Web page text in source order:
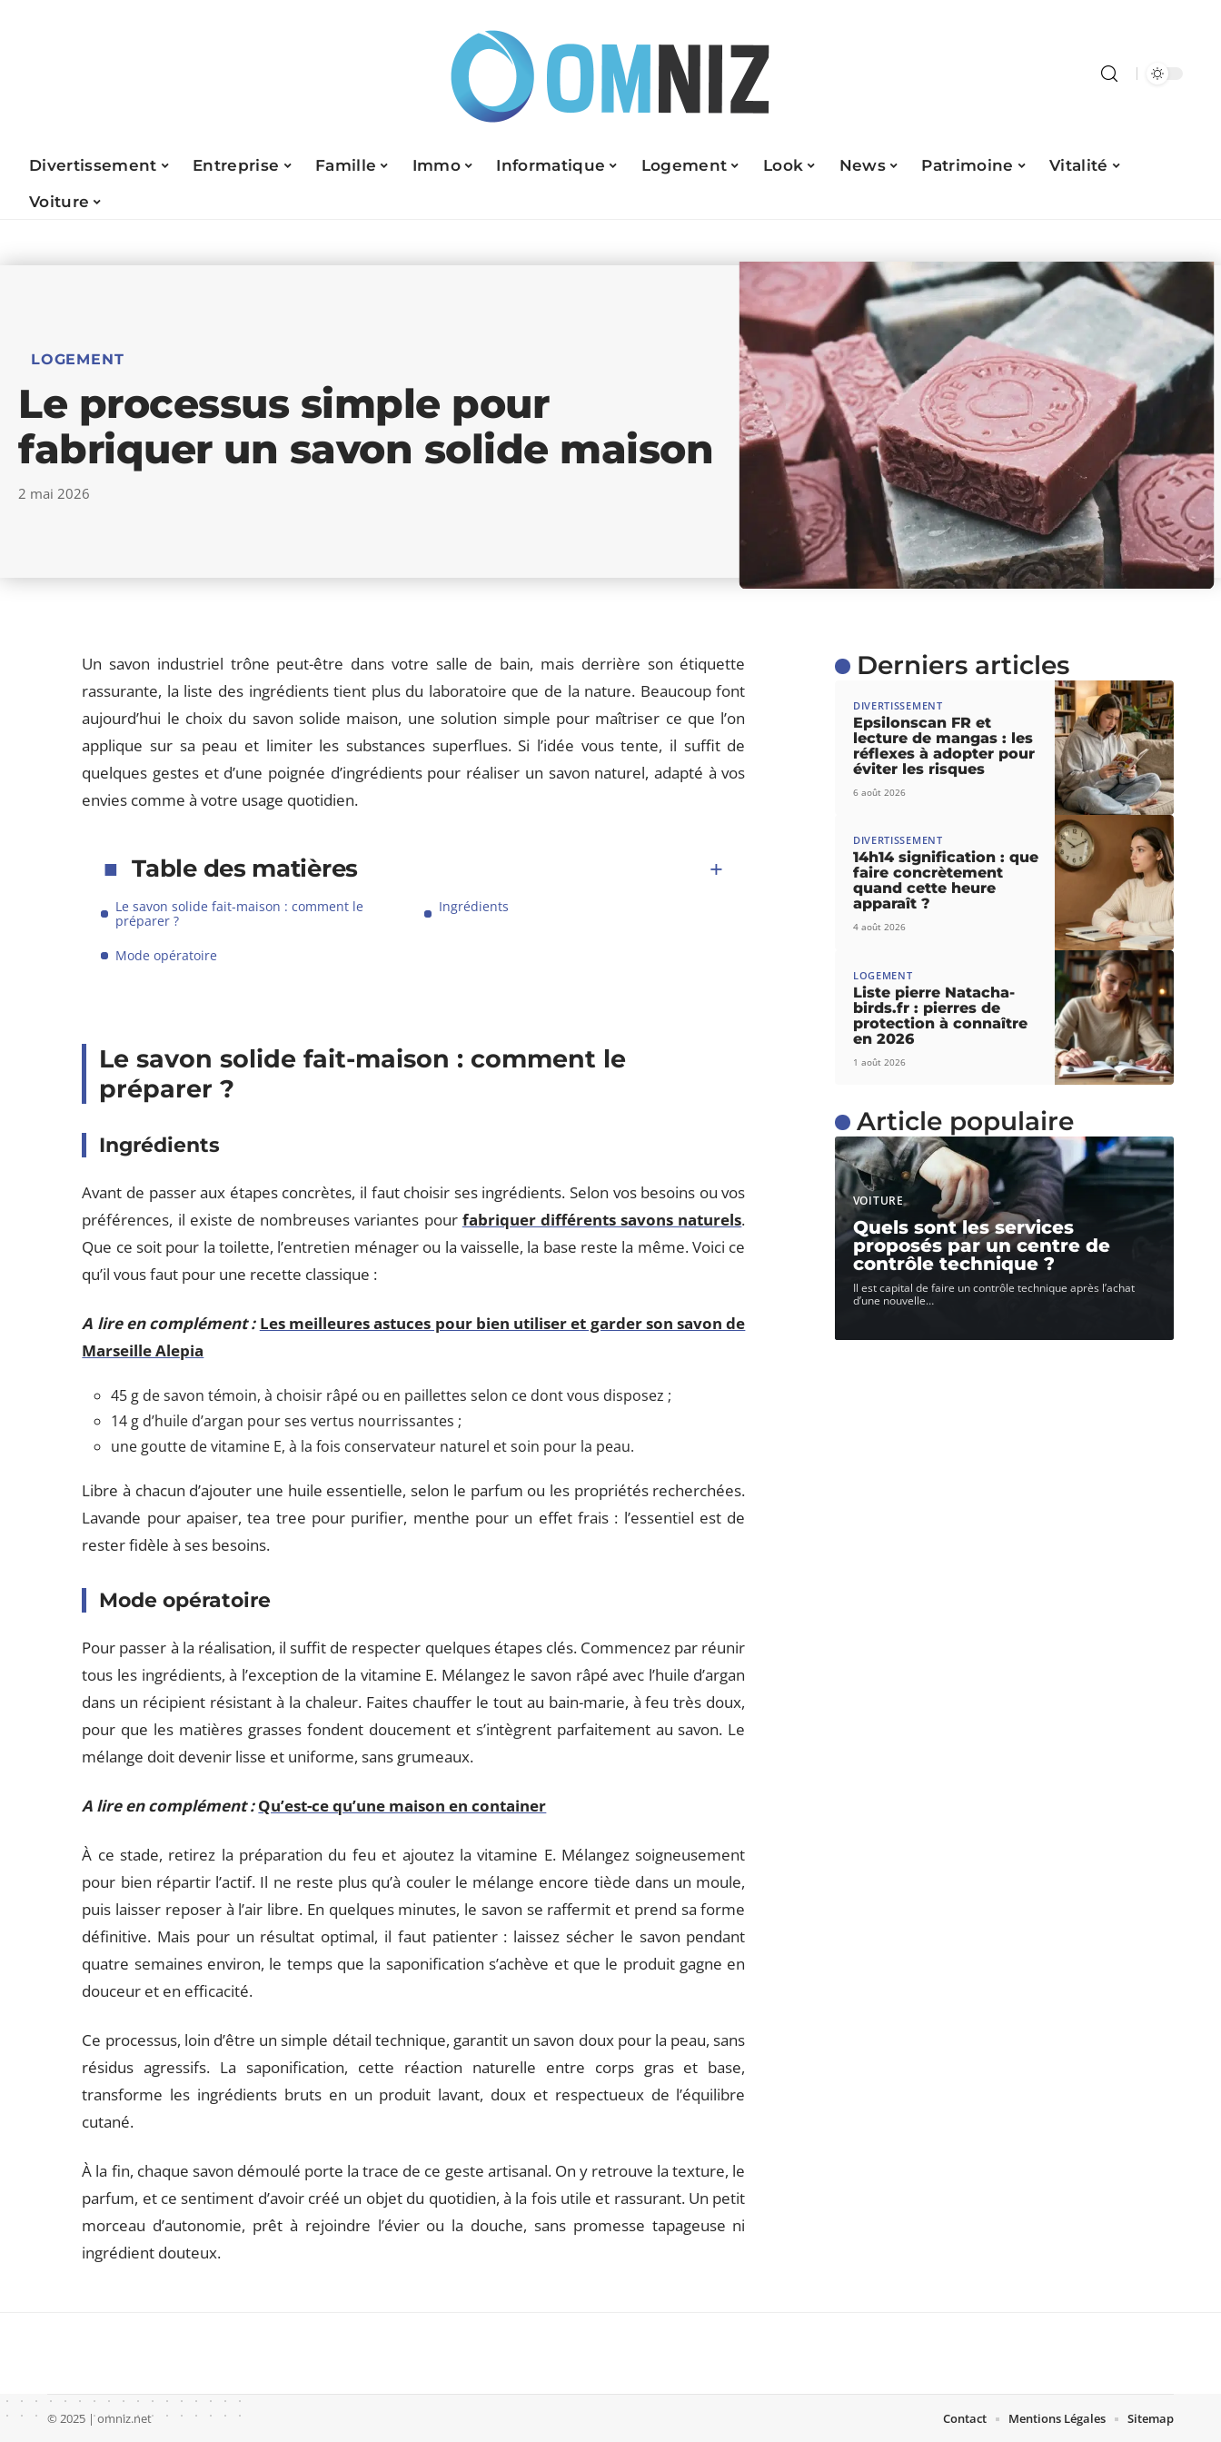
Divertissement Entreprise Famille Immo Informatique Logement Look News Patrimoine
Vitalité
Voiture
LOGEMENT
Le processus simple pour
fabriquer un savon solide maison
2 mai 2026
Un savon industriel trône peut-être dans votre salle de bain, mais derrière son étiquette
rassurante, la liste des ingrédients tient plus du laboratoire que de la nature. Beaucoup font
aujourd’hui le choix du savon solide maison, une solution simple pour maîtriser ce que l’on
applique sur sa peau et limiter les substances superflues. Si l’idée vous tente, il suffit de
quelques gestes et d’une poignée d’ingrédients pour réaliser un savon naturel, adapté à vos
envies comme à votre usage quotidien.
Table des matières
Le savon solide fait-maison : comment le
préparer ?
Ingrédients
Mode opératoire
Le savon solide fait-maison : comment le
préparer ?
Ingrédients
Avant de passer aux étapes concrètes, il faut choisir ses ingrédients. Selon vos besoins ou vos
préférences, il existe de nombreuses variantes pour fabriquer différents savons naturels.
Que ce soit pour la toilette, l’entretien ménager ou la vaisselle, la base reste la même. Voici ce
qu’il vous faut pour une recette classique :
A lire en complément : Les meilleures astuces pour bien utiliser et garder son savon de
Marseille Alepia
45 g de savon témoin, à choisir râpé ou en paillettes selon ce dont vous disposez ;
14 g d’huile d’argan pour ses vertus nourrissantes ;
une goutte de vitamine E, à la fois conservateur naturel et soin pour la peau.
Libre à chacun d’ajouter une huile essentielle, selon le parfum ou les propriétés recherchées.
Lavande pour apaiser, tea tree pour purifier, menthe pour un effet frais : l’essentiel est de
rester fidèle à ses besoins.
Mode opératoire
Pour passer à la réalisation, il suffit de respecter quelques étapes clés. Commencez par réunir
tous les ingrédients, à l’exception de la vitamine E. Mélangez le savon râpé avec l’huile d’argan
dans un récipient résistant à la chaleur. Faites chauffer le tout au bain-marie, à feu très doux,
pour que les matières grasses fondent doucement et s’intègrent parfaitement au savon. Le
mélange doit devenir lisse et uniforme, sans grumeaux.
A lire en complément : Qu’est-ce qu’une maison en container
À ce stade, retirez la préparation du feu et ajoutez la vitamine E. Mélangez soigneusement
pour bien répartir l’actif. Il ne reste plus qu’à couler le mélange encore tiède dans un moule,
puis laisser reposer à l’air libre. En quelques minutes, le savon se raffermit et prend sa forme
définitive. Mais pour un résultat optimal, il faut patienter : laissez sécher le savon pendant
quatre semaines environ, le temps que la saponification s’achève et que le produit gagne en
douceur et en efficacité.
Ce processus, loin d’être un simple détail technique, garantit un savon doux pour la peau, sans
résidus agressifs. La saponification, cette réaction naturelle entre corps gras et base,
transforme les ingrédients bruts en un produit lavant, doux et respectueux de l’équilibre
cutané.
À la fin, chaque savon démoulé porte la trace de ce geste artisanal. On y retrouve la texture, le
parfum, et ce sentiment d’avoir créé un objet du quotidien, à la fois utile et rassurant. Un petit
morceau d’autonomie, prêt à rejoindre l’évier ou la douche, sans promesse tapageuse ni
ingrédient douteux.
Derniers articles
DIVERTISSEMENT
Epsilonscan FR et
lecture de mangas : les
réflexes à adopter pour
éviter les risques
6 août 2026
DIVERTISSEMENT
14h14 signification : que
faire concrètement
quand cette heure
apparaît ?
4 août 2026
LOGEMENT
Liste pierre Natacha-
birds.fr : pierres de
protection à connaître
en 2026
1 août 2026
Article populaire
VOITURE
Quels sont les services
proposés par un centre de
contrôle technique ?
Il est capital de faire un contrôle technique après l’achat
d’une nouvelle…
© 2025 | omniz.net Contact Mentions Légales Sitemap